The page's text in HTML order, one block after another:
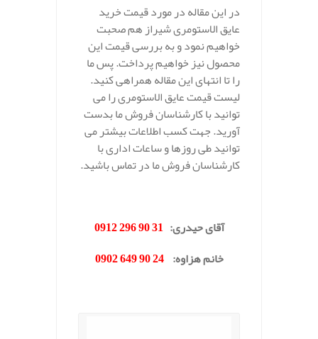
در این مقاله در مورد قیمت خرید
عایق الاستومری شیراز هم صحبت
خواهیم نمود و به بررسی قیمت این
محصول نیز خواهیم پرداخت. پس ما
را تا انتهای این مقاله همراهی کنید.
لیست قیمت عایق الاستومری را می
توانید با کارشناسان فروش ما بدست
آورید. جهت کسب اطلاعات بیشتر می
توانید طی روزها و ساعات اداری با
کارشناسان فروش ما در تماس باشید.
آقای حیدری:
31 90 296 0912
خانم هزاوه:
24 90 649 0902